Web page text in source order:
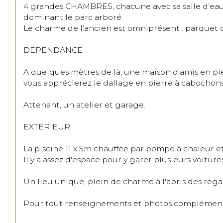
4 grandes CHAMBRES, chacune avec sa salle
dominant le parc arboré.
Le charme de l’ancien est omniprésent :
DEPENDANCE
A quelques mètres de là, une maison d'amis en
vous apprécierez le dallage en pierre à
Attenant, un atelier et garage.
EXTERIEUR
La piscine 11 x 5m chauffée par pompe à
Il y a assez d'espace pour y garer plusieurs
Un lieu unique, plein de charme à l'abris des
Pour tout renseignements et photos